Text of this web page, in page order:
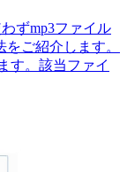
ずmp3ファイル
ご紹介します。
す。該当ファイ